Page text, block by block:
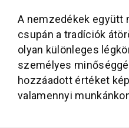
A nemzedékek együtt
csupán a tradíciók
olyan különleges
személyes
hozzáadott értéket
valamennyi